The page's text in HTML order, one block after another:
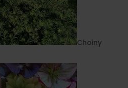
Choiny